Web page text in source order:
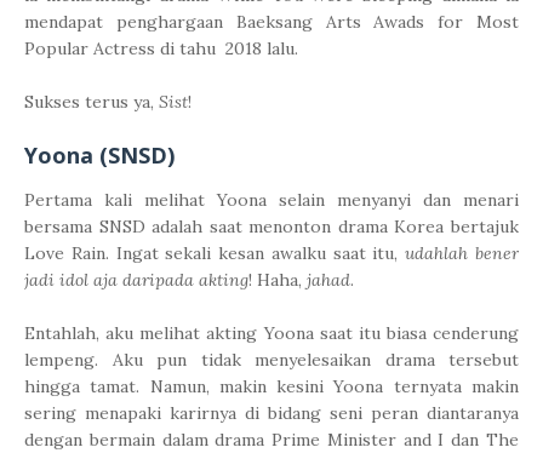
mendapat penghargaan Baeksang Arts Awads for Most
Popular Actress di tahu 2018 lalu.
Sukses terus ya, Sist!
Yoona (SNSD)
Pertama kali melihat Yoona selain menyanyi dan menari
bersama SNSD adalah saat menonton drama Korea bertajuk
Love Rain. Ingat sekali kesan awalku saat itu,udahlah bener
jadi idol aja daripada akting! Haha, jahad.
Entahlah, aku melihat akting Yoona saat itu biasa cenderung
lempeng. Aku pun tidak menyelesaikan drama tersebut
hingga tamat. Namun, makin kesini Yoona ternyata makin
sering menapaki karirnya di bidang seni peran diantaranya
dengan bermain dalam drama Prime Minister and I dan The